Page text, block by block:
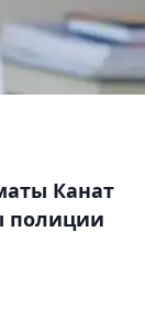
Канат
полиции